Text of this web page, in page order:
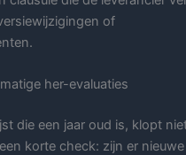
of
her-evaluaties
die een jaar oud is, klopt
korte check: zijn er